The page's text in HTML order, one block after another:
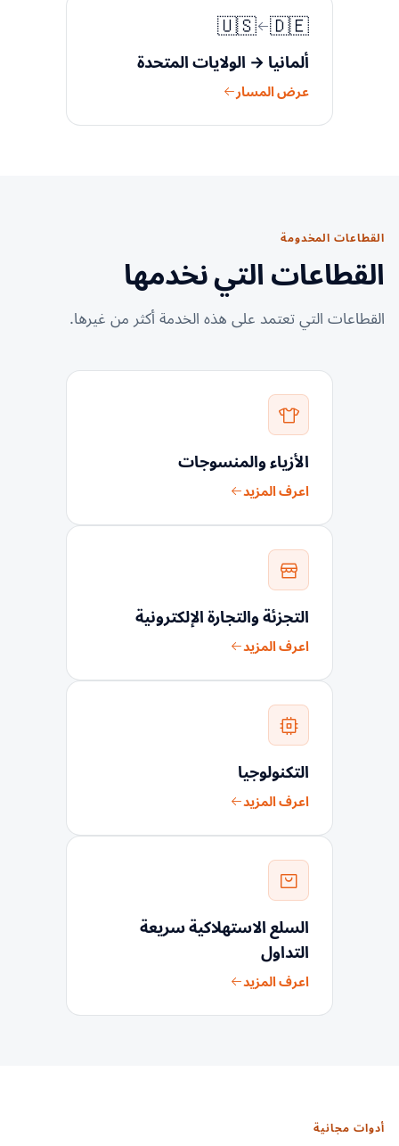
🇩🇪
🇺🇸
ألمانيا → الولايات المتحدة
عرض المسار
القطاعات المخدومة
القطاعات التي نخدمها
القطاعات التي تعتمد على هذه الخدمة أكثر من غيرها.
الأزياء والمنسوجات
اعرف المزيد
التجزئة والتجارة الإلكترونية
اعرف المزيد
التكنولوجيا
اعرف المزيد
السلع الاستهلاكية سريعة
التداول
اعرف المزيد
أدوات مجانية